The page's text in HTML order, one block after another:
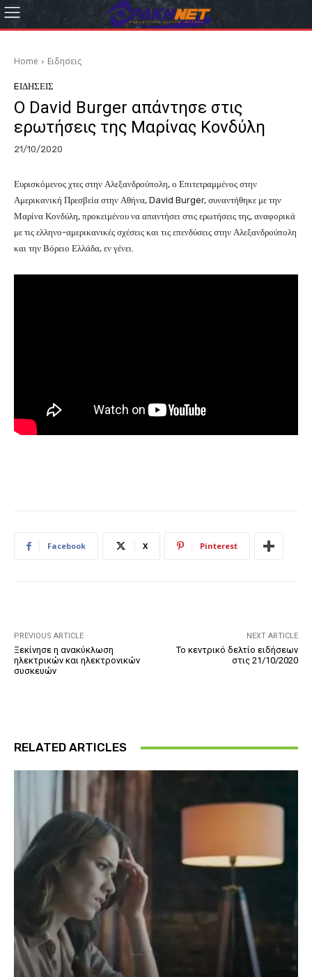
Home Eιδησεις
EΙΔΗΣΕΙΣ
O David Burger απάντησε στις
ερωτήσεις της Μαρίνας Κονδύλη
21/10/2020
Ευρισκόμενος χτες στην Αλεξανδρούπολη, ο Επιτετραμμένος στην
Αμερικανική Πρεσβεία στην Αθήνα, David Burger, συναντήθηκε με την
Μαρίνα Κονδύλη, προκειμένου να απαντήσει στις ερωτήσεις της, αναφορικά
με τις ελληνο-αμερικανικές σχέσεις και τις επενδύσεις στην Αλεξανδρούπολη
και την Βόρειο Ελλάδα, εν γένει.
Facebook X Pinterest
PREVIOUS ARTICLE
Ξεκίνησε η ανακύκλωση
ηλεκτρικών και ηλεκτρονικών
συσκευών
NEXT ARTICLE
Το κεντρικό δελτίο ειδήσεων
στις 21/10/2020
RELATED ARTICLES